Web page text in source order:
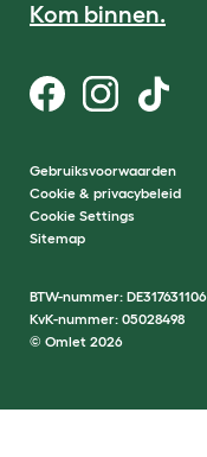
Kom binnen.
Gebruiksvoorwaarden
Cookie & privacybeleid
Cookie Settings
Sitemap
BTW-nummer: DE317631106
KvK-nummer: 05028498
© Omlet 2026